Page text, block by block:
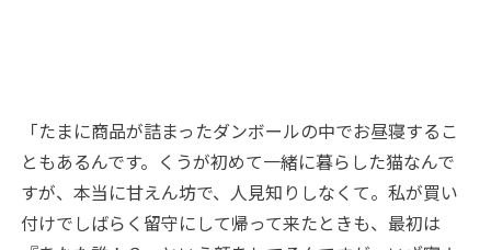
「たまに商品が詰まったダンボールの中でお昼寝するこ
ともあるんです。くうが初めて一緒に暮らした猫なんで
すが、本当に甘えん坊で、人見知りしなくて。私が買い
付けでしばらく留守にして帰って来たときも、最初は